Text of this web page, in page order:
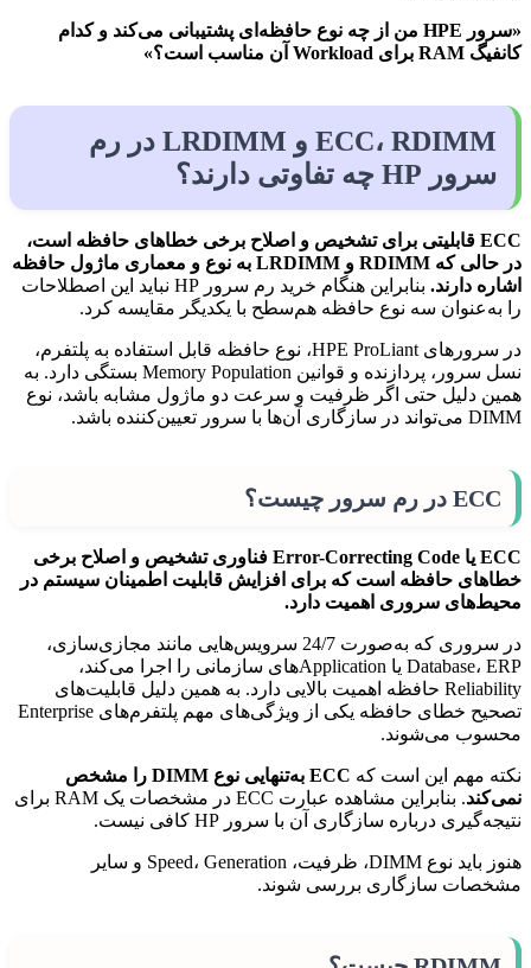
«سرور HPE من از چه نوع حافظه‌ای پشتیبانی می‌کند و کدام
کانفیگ RAM برای Workload آن مناسب است؟»
ECC، RDIMM و LRDIMM در رم
سرور HP چه تفاوتی دارند؟
ECC قابلیتی برای تشخیص و اصلاح برخی خطاهای حافظه است،
در حالی که RDIMM و LRDIMM به نوع و معماری ماژول حافظه
اشاره دارند.
بنابراین هنگام خرید رم سرور HP نباید این اصطلاحات
را به‌عنوان سه نوع حافظه هم‌سطح با یکدیگر مقایسه کرد.
در سرورهای HPE ProLiant، نوع حافظه قابل استفاده به پلتفرم،
نسل سرور، پردازنده و قوانین Memory Population بستگی دارد. به
همین دلیل حتی اگر ظرفیت و سرعت دو ماژول مشابه باشد، نوع
DIMM می‌تواند در سازگاری آن‌ها با سرور تعیین‌کننده باشد.
ECC در رم سرور چیست؟
ECC یا Error-Correcting Code فناوری تشخیص و اصلاح برخی
خطاهای حافظه است که برای افزایش قابلیت اطمینان سیستم در
محیط‌های سروری اهمیت دارد.
در سروری که به‌صورت 24/7 سرویس‌هایی مانند مجازی‌سازی،
Database، ERP یا Applicationهای سازمانی را اجرا می‌کند،
Reliability حافظه اهمیت بالایی دارد. به همین دلیل قابلیت‌های
تصحیح خطای حافظه یکی از ویژگی‌های مهم پلتفرم‌های Enterprise
محسوب می‌شوند.
نکته مهم این است که
ECC به‌تنهایی نوع DIMM را مشخص
نمی‌کند
. بنابراین مشاهده عبارت ECC در مشخصات یک RAM برای
نتیجه‌گیری درباره سازگاری آن با سرور HP کافی نیست.
هنوز باید نوع DIMM، ظرفیت، Speed، Generation و سایر
مشخصات سازگاری بررسی شوند.